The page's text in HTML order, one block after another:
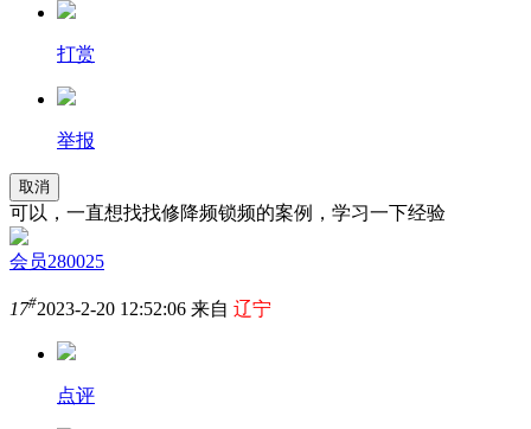
打赏
举报
取消
可以，一直想找找修降频锁频的案例，学习一下经验
会员280025
17#2023-2-20 12:52:06 来自 辽宁
点评